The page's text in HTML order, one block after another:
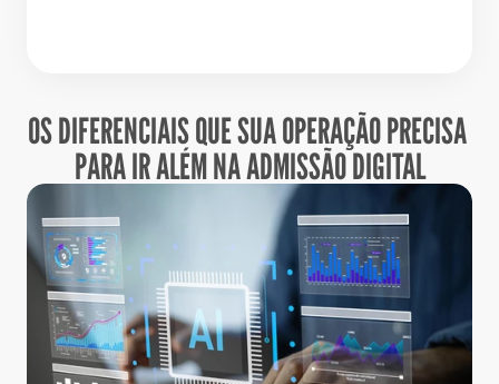
OS DIFERENCIAIS QUE SUA OPERAÇÃO PRECISA
PARA IR ALÉM NA ADMISSÃO DIGITAL